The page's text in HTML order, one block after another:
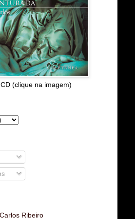
(clique na imagem)
Ribeiro